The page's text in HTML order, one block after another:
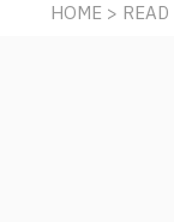
HOME > READ